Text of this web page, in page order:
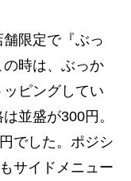
舗限定で『ぶっ
時は、ぶっか
ピングしてい
並盛が300円。
でした。ポジシ
サイドメニュー